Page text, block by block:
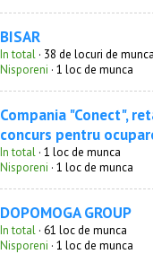
BISAR
In total · 38 de locuri de munca
Nisporeni · 1 loc de munca
Compania "Conect",
concurs pentru
In total · 1 loc de munca
Nisporeni · 1 loc de munca
DOPOMOGA GROUP
In total · 61 loc de munca
Nisporeni · 1 loc de munca